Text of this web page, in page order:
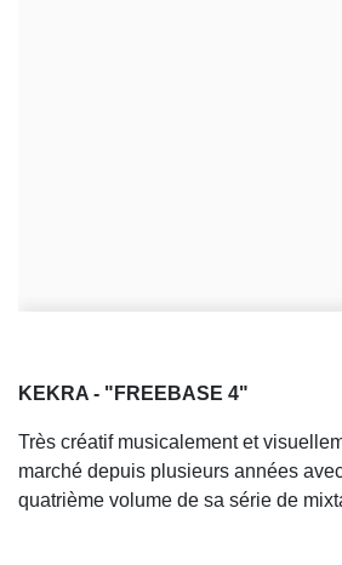
KEKRA - "FREEBASE 4"
Très créatif musicalement et
marché depuis plusieurs années
quatrième volume de sa série de